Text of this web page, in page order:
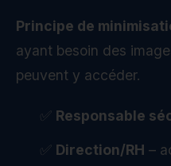
Principe de
ayant besoin des
peuvent y accéder.
✅ Responsable
✅ Direction/RH –